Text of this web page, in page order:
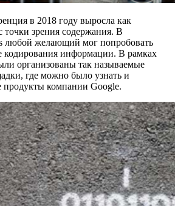
в 2018 году выросла как
точки зрения содержания. В
любой желающий мог попробовать
кодирования информации. В рамках
организованы так называемые
где можно было узнать и
продукты компании Google.